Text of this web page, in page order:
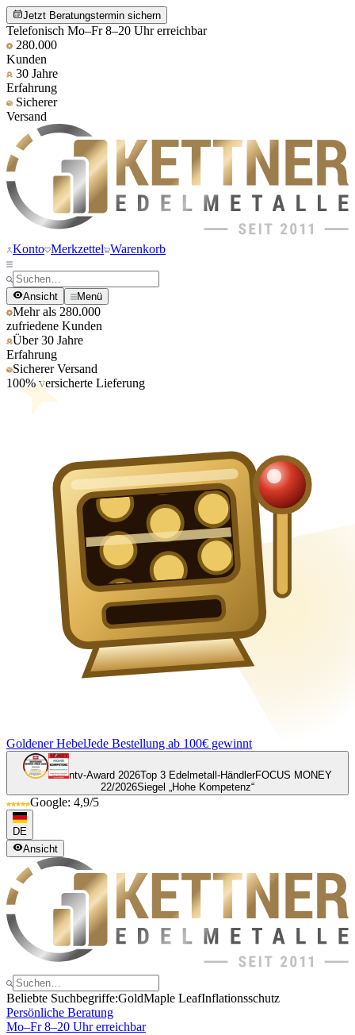
Jetzt Beratungstermin sichern
Telefonisch Mo–Fr 8–20 Uhr erreichbar
280.000
Kunden
30 Jahre
Erfahrung
Sicherer
Versand
Konto Merkzettel Warenkorb
Ansicht Menü
Mehr als 280.000
zufriedene Kunden
Über 30 Jahre
Erfahrung
Sicherer Versand
100% versicherte Lieferung
Goldener HebelJede Bestellung ab 100€ gewinnt
ntv-Award 2026Top 3 Edelmetall-HändlerFOCUS MONEY
22/2026Siegel „Hohe Kompetenz“
Google: 4,9/5
DE
Ansicht
Beliebte Suchbegriffe:GoldMaple LeafInflationsschutz
Persönliche Beratung
Mo–Fr 8–20 Uhr erreichbar